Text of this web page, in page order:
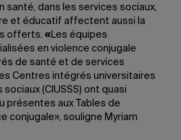
santé, dans les services sociaux,
et éducatif affectent aussi la
offerts. « Les équipes
en violence conjugale
de santé et de services
Centres intégrés universitaires
(CIUSSS) ont quasi
présentes aux Tables de
conjugale», souligne Myriam